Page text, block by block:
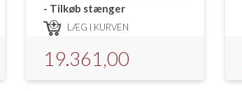
- Tilkøb stænger
LÆG I KURVEN
19.361,00